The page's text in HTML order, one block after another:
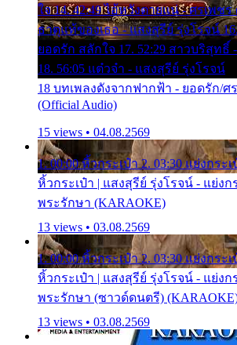
ใจ 14. 42:49 ไอ้หวังตายแน่ - ศรเพช
ธาตุแท้ของเธอ - แสงสุรีย์ รุ่งโรจน์
ยอดรัก สลักใจ 17. 52:29 สาวบริสุท
18. 56:05 แต๋วจ๋า - แสงสุรีย์ รุ่งโรจน์
18 บทเพลงดังจากฟากฟ้า - ยอดรัก/ศ
(Official Audio)
15 views • 04.08.2569
1. 00:00 หิ้วกระเป๋า 2. 03:30 แย่งกระเ
หิ้วกระเป๋า | แสงสุรีย์ รุ่งโรจน์ - แย่งก
พระรักษา (KARAOKE)
13 views • 03.08.2569
1. 00:00 หิ้วกระเป๋า 2. 03:30 แย่งกระเ
หิ้วกระเป๋า | แสงสุรีย์ รุ่งโรจน์ - แย่งก
พระรักษา (ซาวด์ดนตรี)
13 views • 03.08.2569